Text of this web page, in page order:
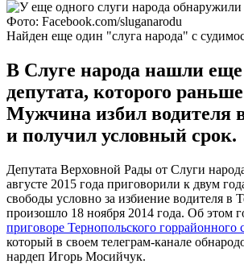
Фото: Facebook.com/sluganarodu
Найден еще один "слуга народа" с
В Слуге народа нашли еще
депутата, которого
Мужчина избил водителя
и получил условный срок.
Депутата Верховной Рады от Слуги
августе 2015 года приговорили к двум
свободы условно за избиение водителя в
произошло 18 ноября 2014 года. Об этом
приговоре Тернопольского горрайонного
который в своем телеграм-канале
нардеп Игорь Мосийчук.